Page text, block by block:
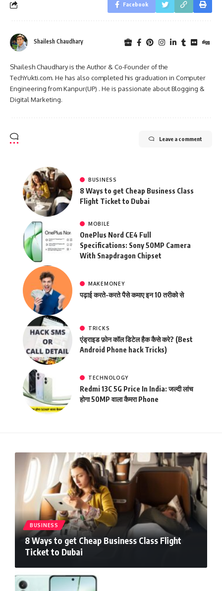
Facebook
Shailesh Chaudhary
Shailesh Chaudhary is the Author & Co-Founder of the
TechYukti.com. He has also completed his graduation in Computer
Engineering from Kanpur(UP) . He is passionate about Blogging &
Digital Marketing.
Leave a comment
BUSINESS
8 Ways to get Cheap Business Class
Flight Ticket to Dubai
MOBILE
OnePlus Nord CE4 Full
Specifications: Sony 50MP Camera
With Snapdragon Chipset
MAKEMONEY
पढ़ाई करते-करते पैसे कमाए इन 10 तरीको से
TRICKS
एंड्राइड फ़ोन कॉल डिटेल हैक कैसे करे? (Best
Android Phone hack Tricks)
TECHNOLOGY
Redmi 13C 5G Price In India: जल्दी लांच
होगा 50MP वाला कैमरा Phone
BUSINESS
8 Ways to get Cheap Business Class Flight
Ticket to Dubai